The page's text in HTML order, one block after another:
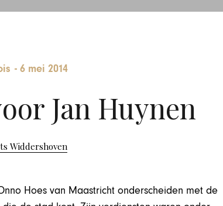
-6 mei 2014
Jan Huynen
Widdershoven
Hoes van Maastricht onderscheiden met de